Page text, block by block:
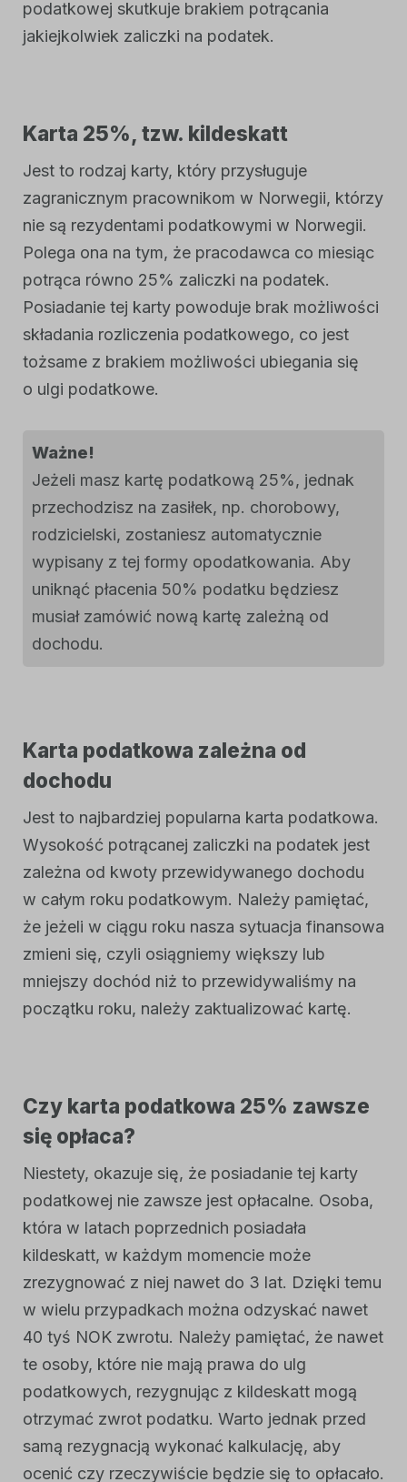
podatkowej skutkuje brakiem potrącania
jakiejkolwiek zaliczki na podatek.
Karta 25%, tzw. kildeskatt
Jest to rodzaj karty, który przysługuje
zagranicznym pracownikom w Norwegii, którzy
nie są rezydentami podatkowymi w Norwegii.
Polega ona na tym, że pracodawca co miesiąc
potrąca równo 25% zaliczki na podatek.
Posiadanie tej karty powoduje brak możliwości
składania rozliczenia podatkowego, co jest
tożsame z brakiem możliwości ubiegania się
o ulgi podatkowe.
Ważne!
Jeżeli masz kartę podatkową 25%, jednak
przechodzisz na zasiłek, np. chorobowy,
rodzicielski, zostaniesz automatycznie
wypisany z tej formy opodatkowania. Aby
uniknąć płacenia 50% podatku będziesz
musiał zamówić nową kartę zależną od
dochodu.
Karta podatkowa zależna od
dochodu
Jest to najbardziej popularna karta podatkowa.
Wysokość potrącanej zaliczki na podatek jest
zależna od kwoty przewidywanego dochodu
w całym roku podatkowym. Należy pamiętać,
że jeżeli w ciągu roku nasza sytuacja finansowa
zmieni się, czyli osiągniemy większy lub
mniejszy dochód niż to przewidywaliśmy na
początku roku, należy zaktualizować kartę.
Czy karta podatkowa 25% zawsze
się opłaca?
Niestety, okazuje się, że posiadanie tej karty
podatkowej nie zawsze jest opłacalne. Osoba,
która w latach poprzednich posiadała
kildeskatt, w każdym momencie może
zrezygnować z niej nawet do 3 lat. Dzięki temu
w wielu przypadkach można odzyskać nawet
40 tyś NOK zwrotu. Należy pamiętać, że nawet
te osoby, które nie mają prawa do ulg
podatkowych, rezygnując z kildeskatt mogą
otrzymać zwrot podatku. Warto jednak przed
samą rezygnacją wykonać kalkulację, aby
ocenić czy rzeczywiście będzie się to opłacało.